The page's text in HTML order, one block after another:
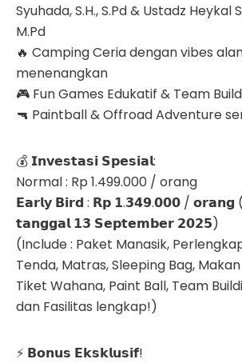
Syuhada, S.H., S.Pd & Ustadz Heykal
M.Pd
🔥 Camping Ceria dengan vibes
menenangkan
🎮 Fun Games Edukatif & Team
🔫 Paintball & Offroad Adventure
💰 𝗜𝗻𝘃𝗲𝘀𝘁𝗮𝘀𝗶 𝗦𝗽𝗲𝘀𝗶𝗮𝗹:
Normal : Rp 1.499.000 / orang
𝗘𝗮𝗿𝗹𝘆 𝗕𝗶𝗿𝗱 : 𝗥𝗽 𝟭.𝟯𝟰𝟵.𝟬𝟬𝟬 /
𝘁𝗮𝗻𝗴𝗴𝗮𝗹 𝟭𝟯 𝗦𝗲𝗽𝘁𝗲𝗺𝗯𝗲𝗿 𝟮𝟬𝟮𝟱)
(Include : Paket Manasik,
Tenda, Matras, Sleeping Bag,
Tiket Wahana, Paint Ball, Team
dan Fasilitas lengkap!)
⚡ 𝗕𝗼𝗻𝘂𝘀 𝗘𝗸𝘀𝗸𝗹𝘂𝘀𝗶𝗳!